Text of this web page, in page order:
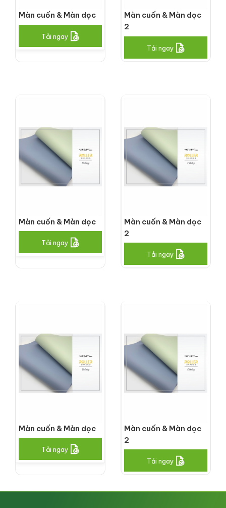
Màn cuốn & Màn dọc
Tải ngay
Màn cuốn & Màn dọc
2
Tải ngay
Màn cuốn & Màn dọc
Tải ngay
Màn cuốn & Màn dọc
2
Tải ngay
Màn cuốn & Màn dọc
Tải ngay
Màn cuốn & Màn dọc
2
Tải ngay